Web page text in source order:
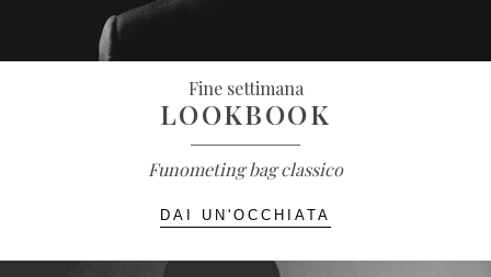
Fine settimana
LOOKBOOK
Funometing bag classico
DAI UN'OCCHIATA